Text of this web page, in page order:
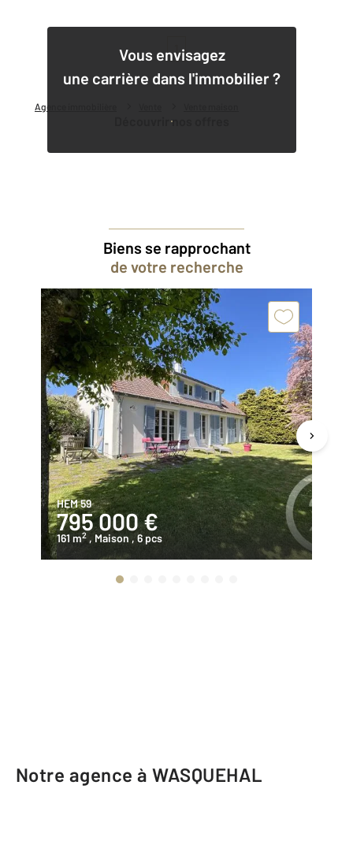
Agence immobilière
Vous envisagez
une carrière dans l'immobilier ?
Découvrir nos offres
1
Biens se rapprochant
de votre recherche
HEM 59
795 000 €
161 m2 , Maison , 6 pcs
Notre agence à WASQUEHAL